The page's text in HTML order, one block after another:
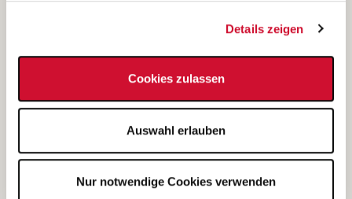
Details zeigen
Cookies zulassen
Auswahl erlauben
Nur notwendige Cookies verwenden
Bewerbung als Altenpflegehelfer*in
Bewerbung als Erzieher*in
AWO Gliederungen nach Bundesland